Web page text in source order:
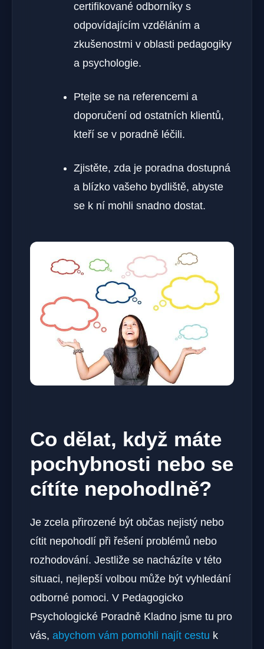
certifikované odborníky s
odpovídajícím vzděláním a
zkušenostmi v oblasti pedagogiky
a psychologie.
Ptejte se na referencemi a
doporučení od ostatních klientů,
kteří se v poradně léčili.
Zjistěte, zda je poradna dostupná
a blízko vašeho bydliště, abyste
se k ní mohli snadno dostat.
Co dělat, když máte
pochybnosti nebo se
cítíte nepohodlně?
Je zcela přirozené být občas nejistý nebo
cítit nepohodlí při řešení problémů nebo
rozhodování. Jestliže se nacházíte v této
situaci, nejlepší volbou může být vyhledání
odborné pomoci. V Pedagogicko
Psychologické Poradně Kladno jsme tu pro
vás, abychom vám pomohli najít cestu k